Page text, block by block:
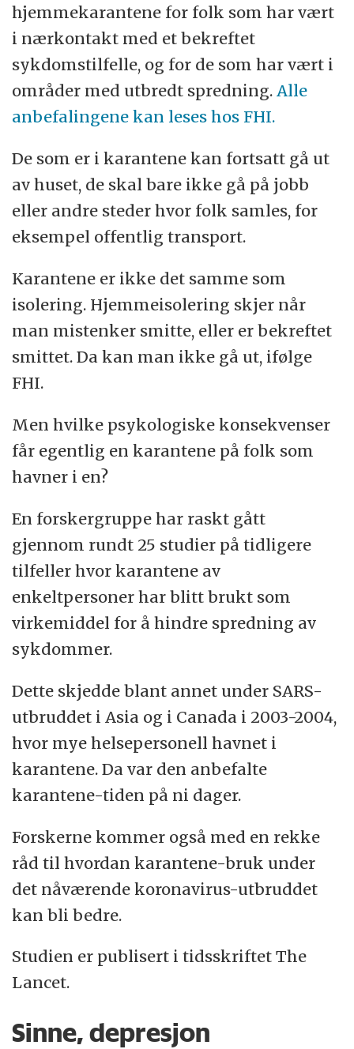
hjemmekarantene for folk som har vært
i nærkontakt med et bekreftet
sykdomstilfelle, og for de som har vært i
områder med utbredt spredning.Alle
anbefalingene kan leses hos FHI.
De som er i karantene kan fortsatt gå ut
av huset, de skal bare ikke gå på jobb
eller andre steder hvor folk samles, for
eksempel offentlig transport.
Karantene er ikke det samme som
isolering. Hjemmeisolering skjer når
man mistenker smitte, eller er bekreftet
smittet. Da kan man ikke gå ut, ifølge
FHI.
Men hvilke psykologiske konsekvenser
får egentlig en karantene på folk som
havner i en?
En forskergruppe har raskt gått
gjennom rundt 25 studier på tidligere
tilfeller hvor karantene av
enkeltpersoner har blitt brukt som
virkemiddel for å hindre spredning av
sykdommer.
Dette skjedde blant annet under SARS-
utbruddet i Asia og i Canada i 2003-2004,
hvor mye helsepersonell havnet i
karantene. Da var den anbefalte
karantene-tiden på ni dager.
Forskerne kommer også med en rekke
råd til hvordan karantene-bruk under
det nåværende koronavirus-utbruddet
kan bli bedre.
Studien er publisert i tidsskriftet The
Lancet.
Sinne, depresjon